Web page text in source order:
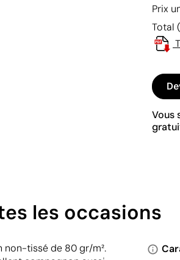
Prix
Total
Vous
les occasions
non-tissé de 80 gr/m².